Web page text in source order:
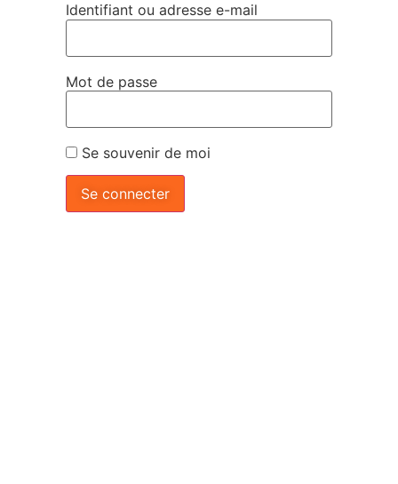
Identifiant ou adresse e-mail
Mot de passe
Se souvenir de moi